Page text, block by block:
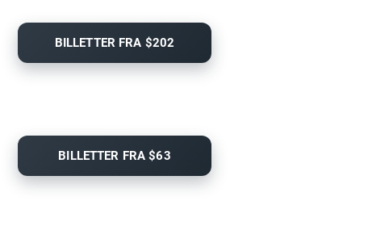
BILLETTER FRA $202
BILLETTER FRA $63